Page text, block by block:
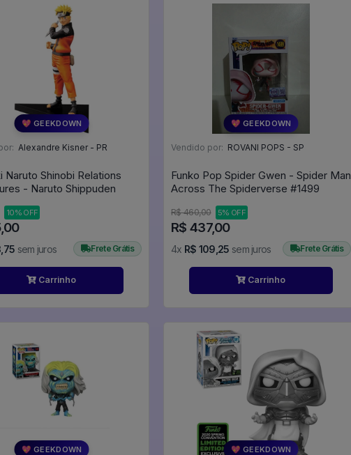
💖 GEEKDOWN
Alexandre Kisner - PR
Naruto Shinobi Relations
- Naruto Shippuden
10% OFF
sem juros Frete Grátis
Carrinho
💖 GEEKDOWN
Vendido por: ROVANI POPS - SP
Funko Pop Spider Gwen - Spider Man
Across The Spiderverse #1499
R$ 460,00 5% OFF
R$ 437,00
4x R$ 109,25 sem juros Frete Grátis
Carrinho
💖 GEEKDOWN 💖 GEEKDOWN